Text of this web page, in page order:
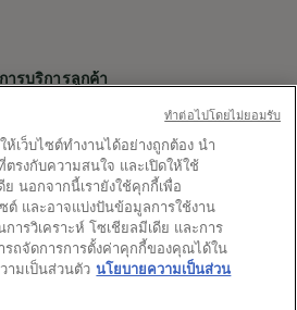
ลิ้งค์ต่างๆ
และภูมิภาค
การบริการลูกค้า
ห้เว็บไซต์ทำงานได้อย่างถูกต้อง นำ
รงกับความสนใจ และเปิดให้ใช้
นอกจากนี้เรายังใช้คุกกี้เพื่อ
ซต์ และอาจแบ่งปันข้อมูลการใช้งาน
ารวิเคราะห์ โซเชียลมีเดีย และการ
ถจัดการการตั้งค่าคุกกี้ของคุณได้ใน
ามเป็นส่วนตัว นโยบายความเป็นส่วน
ทําต่อไปโดยไม่ยอมรับ